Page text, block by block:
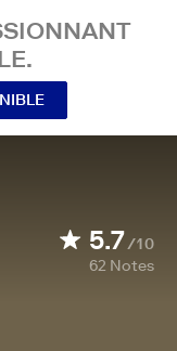
5.7/10
62 Notes